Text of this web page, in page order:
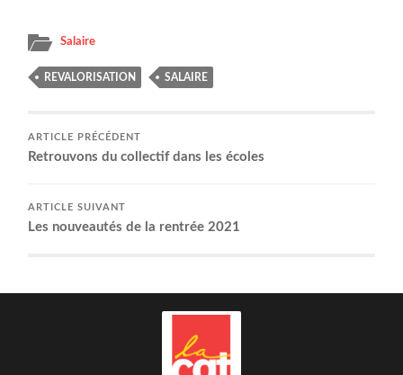
Salaire
REVALORISATION SALAIRE
ARTICLE PRÉCÉDENT
Retrou­vons du col­lec­tif dans les écoles
ARTICLE SUIVANT
Les nou­veau­tés de la ren­trée 2021